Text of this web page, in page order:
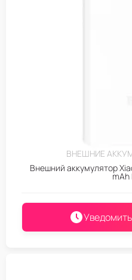
ВНЕШНИЕ
Внешний аккумулятор